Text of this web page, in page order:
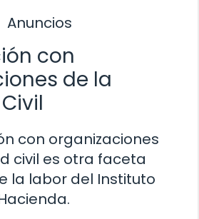
Anuncios
con
de la
con organizaciones
civil es otra faceta
la labor del Instituto